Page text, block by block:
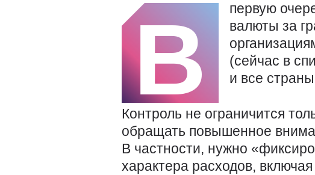
В первую
валюты за
(сейчас в
и все
Контроль не ограничится
обращать повышенное
В частности, нужно
характера расходов,